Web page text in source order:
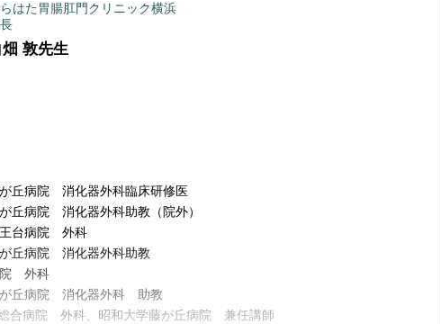
らはた胃腸肛門クリニック横浜
畑 敦先生
病院 消化器外科臨床研修医
病院 消化器外科助教（院外）
台病院 外科
丘病院 消化器外科助教
外科
丘病院 消化器外科 助教
合病院 外科、昭和大学藤が丘病院 兼任講師